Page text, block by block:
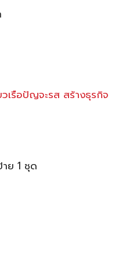
เรือปัญจะรส สร้างธุรกิจ
ย 1 ชุด